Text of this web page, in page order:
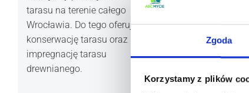
Zgoda
Korzystamy z plików
tarasu na terenie całego
Wrocławia. Do tego oferujemy
konserwację tarasu oraz
impregnację tarasu
drewnianego.
ścian